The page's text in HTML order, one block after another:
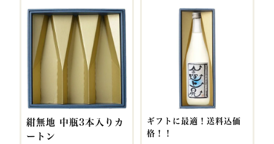
紺無地 中瓶3本入りカ
ートン
ギフトに最適！送料込価
格！！